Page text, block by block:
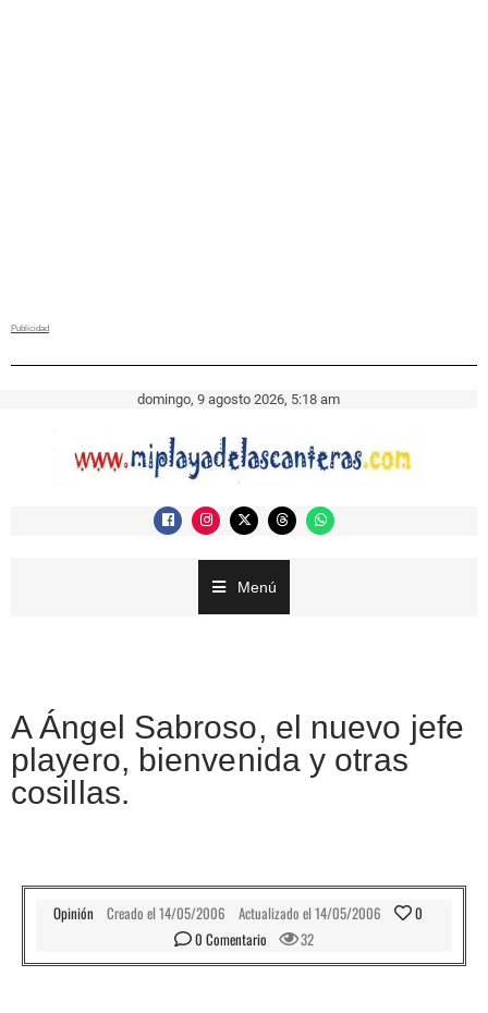
domingo, 9 agosto 2026, 5:18 am
Menú
A Ángel Sabroso, el nuevo jefe
playero, bienvenida y otras
cosillas.
Opinión Creado el14/05/2006 Actualizado el14/05/2006
0
0 Comentario 32